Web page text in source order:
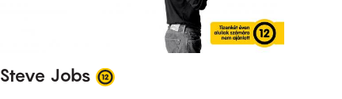
Steve Jobs